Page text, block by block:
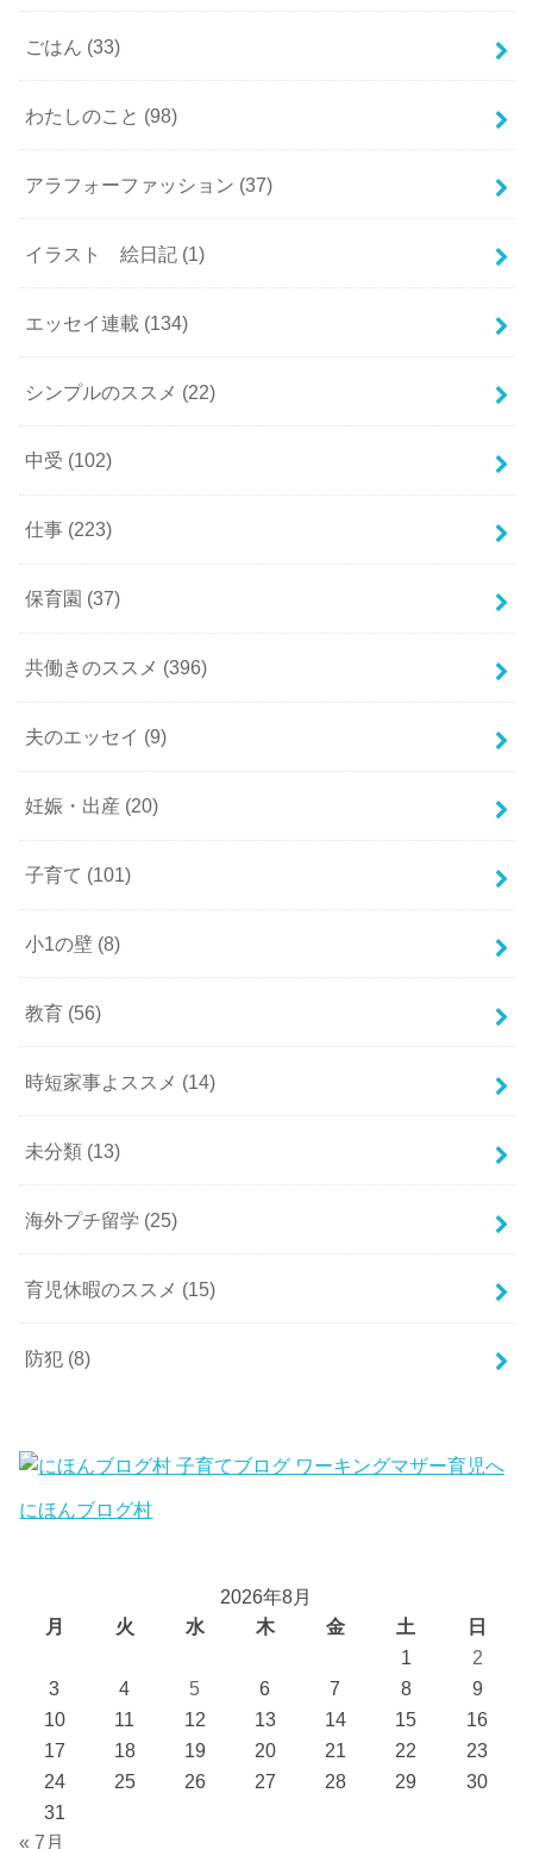
ごはん (33)
わたしのこと (98)
アラフォーファッション (37)
イラスト 絵日記 (1)
エッセイ連載 (134)
シンプルのススメ (22)
中受 (102)
仕事 (223)
保育園 (37)
共働きのススメ (396)
夫のエッセイ (9)
妊娠・出産 (20)
子育て (101)
小1の壁 (8)
教育 (56)
時短家事よススメ (14)
未分類 (13)
海外プチ留学 (25)
育児休暇のススメ (15)
防犯 (8)
にほんブログ村
2026年8月
月
火 水 木 金 土
日
1
2
3
4 5 6 7 8
9
10
11 12 13 14 15
16
17
18 19 20 21 22
23
24
25 26 27 28 29
30
31
« 7月